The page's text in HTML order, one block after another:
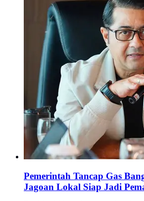
Pemerintah Tancap Gas
Jagoan Lokal Siap Jadi